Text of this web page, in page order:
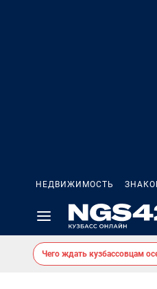
НЕДВИЖИМОСТЬ
Чего ждать кузбассовцам